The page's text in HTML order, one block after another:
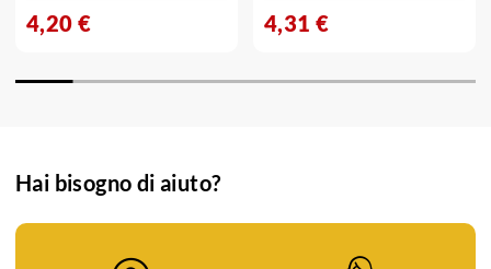
4,20 € 4,31 €
Hai bisogno di aiuto?